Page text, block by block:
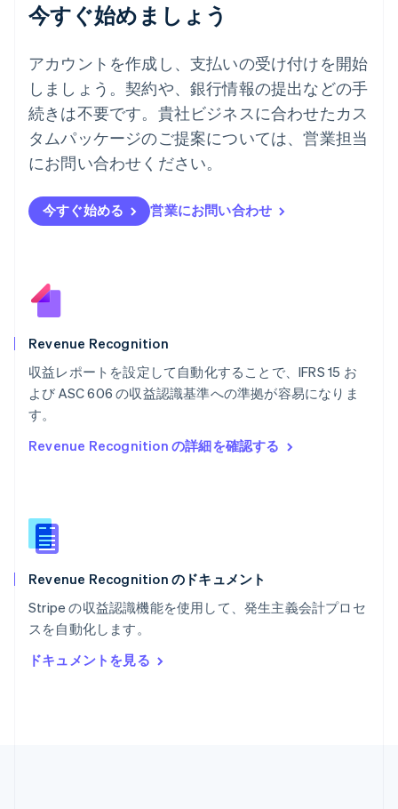
今すぐ始めましょう
アカウントを作成し、支払いの受け付けを開始
しましょう。契約や、銀行情報の提出などの手
続きは不要です。貴社ビジネスに合わせたカス
タムパッケージのご提案については、営業担当
にお問い合わせください。
今すぐ始める 営業にお問い合わせ
Revenue Recognition
収益レポートを設定して自動化することで、IFRS 15 お
よび ASC 606 の収益認識基準への準拠が容易になりま
す。
Revenue Recognition の詳細を確認する
Revenue Recognition のドキュメント
Stripe の収益認識機能を使用して、発生主義会計プロセ
スを自動化します。
ドキュメントを見る
English
Deutsch English
ニュージーランド
English
ノルウェー
ハンガリー
English
EnglishSvenska
ブラジル
ブルガリア
ベルギー
NederlandsFrançaisDeutsch
English
ポルトガル
English
Español
ラトビア
リトアニア
リヒテンシュタイン
Deutsch English
ルーマニア
English